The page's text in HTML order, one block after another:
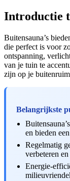
Introductie
Buitensauna’s
die perfect is voor
ontspanning,
van je tuin te
zijn op je
Belangrijkste
en bieden
Regelmatig
verbeteren
Energie-